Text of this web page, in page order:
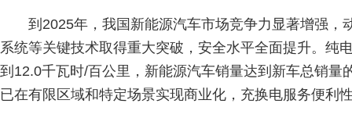
到2025年，我国新能源汽车市场竞争力显著增强，
系统等关键技术取得重大突破，安全水平全面提升。纯
到12.0千瓦时/百公里，新能源汽车销量达到新车总销量
已在有限区域和特定场景实现商业化，充换电服务便利